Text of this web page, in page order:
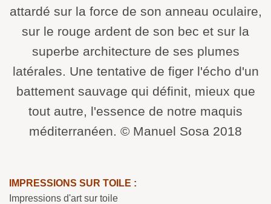
attardé sur la force de son anneau oculaire,
sur le rouge ardent de son bec et sur la
superbe architecture de ses plumes
latérales. Une tentative de figer l'écho d'un
battement sauvage qui définit, mieux que
tout autre, l'essence de notre maquis
méditerranéen. © Manuel Sosa 2018
IMPRESSIONS SUR TOILE :
Impressions d'art sur toile